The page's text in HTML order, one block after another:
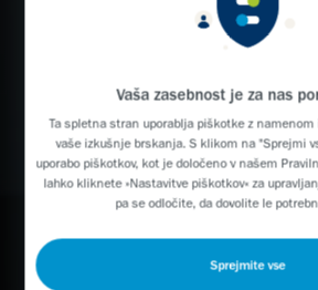
Vaša zasebnost je za nas
Ta spletna stran uporablja piškotke z
vaše izkušnje brskanja. S klikom na "Sprejmi
uporabo piškotkov, kot je določeno v našem
lahko kliknete »Nastavitve piškotkov« za
pa se odločite, da dovolite le
Sprejmite vse